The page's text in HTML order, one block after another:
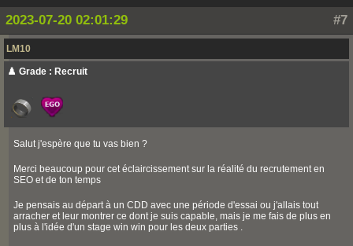
#7
2023-07-20 02:01:29
LM10
♟️ Grade : Recruit
Salut j'espère que tu vas bien ?
Merci beaucoup pour cet éclaircissement sur la réalité du recrutement en
SEO et de ton temps
Je pensais au départ à un CDD avec une période d'essai ou j'allais tout
arracher et leur montrer ce dont je suis capable, mais je me fais de plus en
plus à l'idée d'un stage win win pour les deux parties .